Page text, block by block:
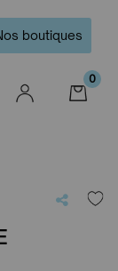
boutiques
0